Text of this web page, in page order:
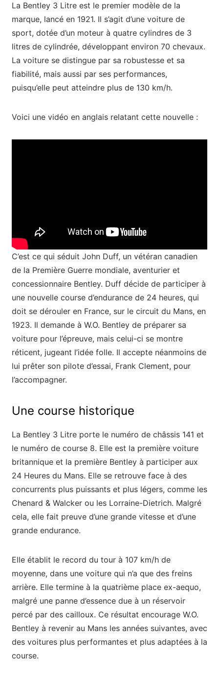
La Bentley 3 Litre est le premier modèle de la
marque, lancé en 1921. Il s’agit d’une voiture de
sport, dotée d’un moteur à quatre cylindres de 3
litres de cylindrée, développant environ 70 chevaux.
La voiture se distingue par sa robustesse et sa
fiabilité, mais aussi par ses performances,
puisqu’elle peut atteindre plus de 130 km/h.
Voici une vidéo en anglais relatant cette nouvelle :
C’est ce qui séduit John Duff, un vétéran canadien
de la Première Guerre mondiale, aventurier et
concessionnaire Bentley. Duff décide de participer à
une nouvelle course d’endurance de 24 heures, qui
doit se dérouler en France, sur le circuit du Mans, en
1923. Il demande à W.O. Bentley de préparer sa
voiture pour l’épreuve, mais celui-ci se montre
réticent, jugeant l’idée folle. Il accepte néanmoins de
lui prêter son pilote d’essai, Frank Clement, pour
l’accompagner.
Une course historique
La Bentley 3 Litre porte le numéro de châssis 141 et
le numéro de course 8. Elle est la première voiture
britannique et la première Bentley à participer aux
24 Heures du Mans. Elle se retrouve face à des
concurrents plus puissants et plus légers, comme les
Chenard & Walcker ou les Lorraine-Dietrich. Malgré
cela, elle fait preuve d’une grande vitesse et d’une
grande endurance.
Elle établit le record du tour à 107 km/h de
moyenne, dans une voiture qui n’a que des freins
arrière. Elle termine à la quatrième place ex-aequo,
malgré une panne d’essence due à un réservoir
percé par des cailloux. Ce résultat encourage W.O.
Bentley à revenir au Mans les années suivantes, avec
des voitures plus performantes et plus adaptées à la
course.